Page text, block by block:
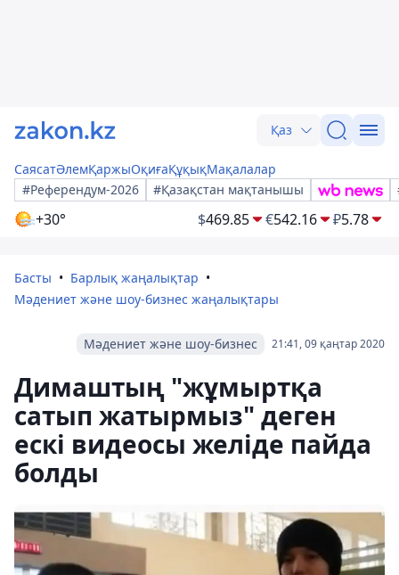
Қаз
СаясатӘлемҚаржыОқиғаҚұқықМақалалар
#Референдум-2026
#Қазақстан мақтанышы
+30° $469.85 €542.16 ₽5.78
Басты
Барлық жаңалықтар
Мәдениет және шоу-бизнес жаңалықтары
21:41, 09 қаңтар 2020
Мәдениет және шоу-бизнес
Димаштың "жұмыртқа
сатып жатырмыз" деген
ескі видеосы желіде пайда
болды